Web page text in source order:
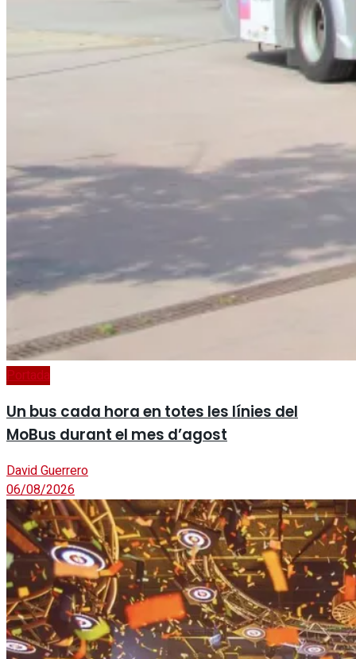
Portada
Un bus cada hora en totes les línies del
MoBus durant el mes d’agost
David Guerrero
06/08/2026